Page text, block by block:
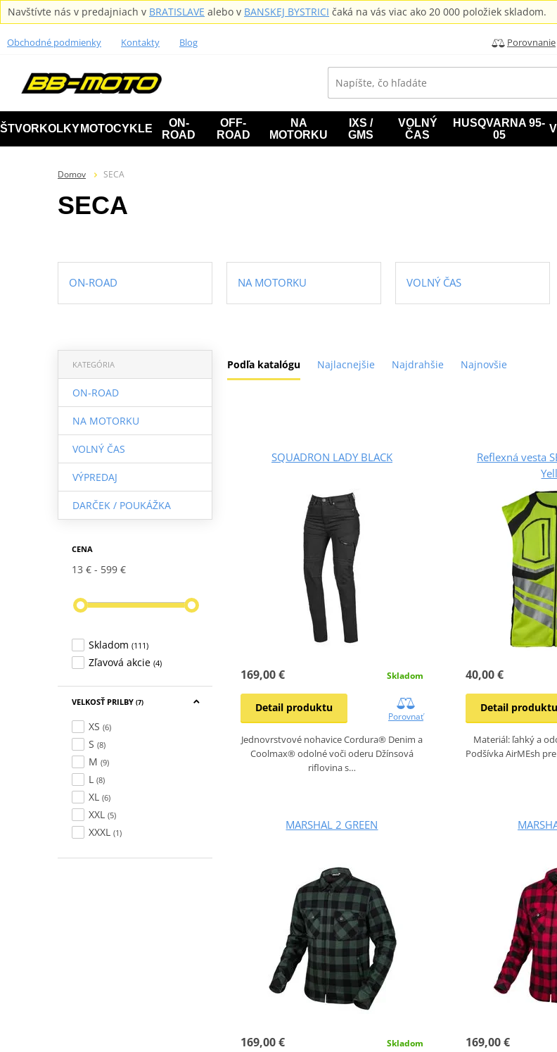
Navštívte nás v predajniach v BRATISLAVE alebo v BANSKEJ BYSTRICI čaká na vás viac ako 20 000 položiek skladom.
Obchodné podmienky Kontakty Blog Porovnanie
ŠTVORKOLKY MOTOCYKLE
ON-
ROAD
OFF-
ROAD
NA
MOTORKU
IXS /
GMS
VOLNÝ
ČAS
HUSQVARNA 95-
05
Domov SECA
SECA
ON-ROAD NA MOTORKU VOLNÝ ČAS
Podľa katalógu Najlacnejšie Najdrahšie Najnovšie
KATEGÓRIA
ON-ROAD
NA MOTORKU
VOLNÝ ČAS
VÝPREDAJ
DARČEK / POUKÁŽKA
CENA
13 € 599 €
Skladom (111)
Zľavová akcie (4)
VELKOSŤ PRILBY (7)
XS (6)
S (8)
M (9)
L (8)
XL (6)
XXL (5)
XXXL (1)
SQUADRON LADY BLACK
169,00 € Skladom
Detail produktu
Porovnať
Jednovrstvové nohavice Cordura® Denim a
Coolmax® odolné voči oderu Džínsová
riflovina s…
Reflexná vesta
40,00 €
Detail produktu
Materiál: ľahký a
Podšívka AirMEsh
MARSHAL 2 GREEN
169,00 € Skladom 169,00 €